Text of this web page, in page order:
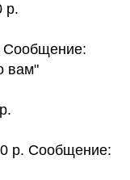
р.
Сообщение:
вам"
р. Сообщение: